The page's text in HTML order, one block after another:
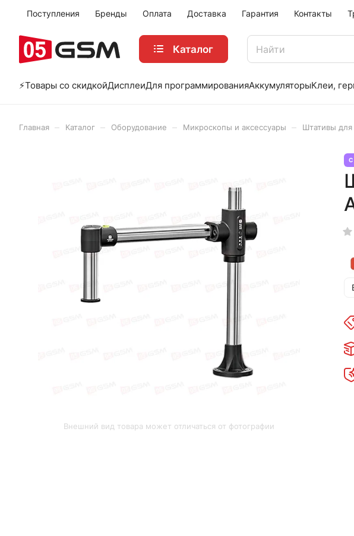
Поступления Бренды Оплата Доставка Гарантия Контакты
Каталог
⚡️Товары со скидкойДисплеиДля программированияАккумуляторыКлеи,
Главная Каталог Оборудование Микроскопы и аксессуары Штативы
Внешний вид товара может отличаться от фотографии